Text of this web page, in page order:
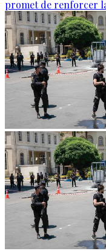
promet de renforcer